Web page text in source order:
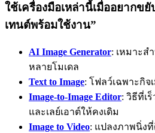
ใช้เครื่องมือเหล่านี้เมื่ออยากข
เทนต์พร้อมใช้งาน”
AI Image Generator: เหมาะส
หลายโมเดล
Text to Image: โฟลว์เฉพาะกิจ
Image-to-Image Editor: วิธีที่เ
และเลย์เอาต์ให้คงเดิม
Image to Video: แปลงภาพนิ่ง